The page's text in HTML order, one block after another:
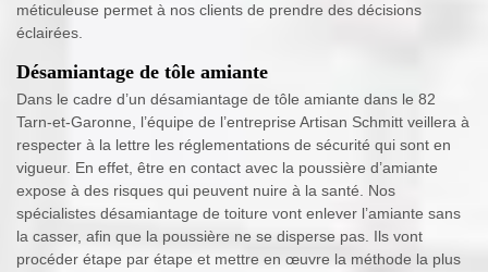
méticuleuse permet à nos clients de prendre des décisions
éclairées.
Désamiantage de tôle amiante
Dans le cadre d’un désamiantage de tôle amiante dans le 82
Tarn-et-Garonne, l’équipe de l’entreprise Artisan Schmitt veillera à
respecter à la lettre les réglementations de sécurité qui sont en
vigueur. En effet, être en contact avec la poussière d’amiante
expose à des risques qui peuvent nuire à la santé. Nos
spécialistes désamiantage de toiture vont enlever l’amiante sans
la casser, afin que la poussière ne se disperse pas. Ils vont
procéder étape par étape et mettre en œuvre la méthode la plus